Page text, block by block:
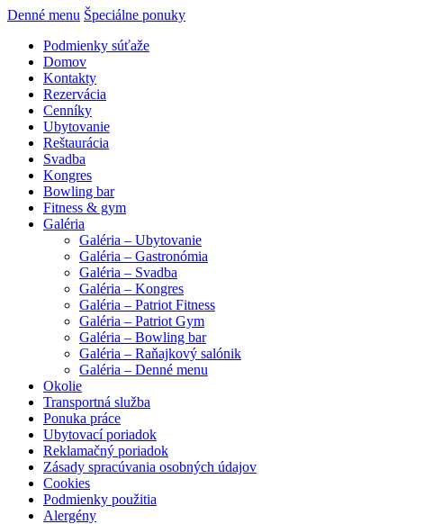
Denné menu Špeciálne ponuky
Podmienky súťaže
Domov
Kontakty
Rezervácia
Cenníky
Ubytovanie
Reštaurácia
Svadba
Kongres
Bowling bar
Fitness & gym
Galéria
Galéria – Ubytovanie
Galéria – Gastronómia
Galéria – Svadba
Galéria – Kongres
Galéria – Patriot Fitness
Galéria – Patriot Gym
Galéria – Bowling bar
Galéria – Raňajkový salónik
Galéria – Denné menu
Okolie
Transportná služba
Ponuka práce
Ubytovací poriadok
Reklamačný poriadok
Zásady spracúvania osobných údajov
Cookies
Podmienky použitia
Alergény